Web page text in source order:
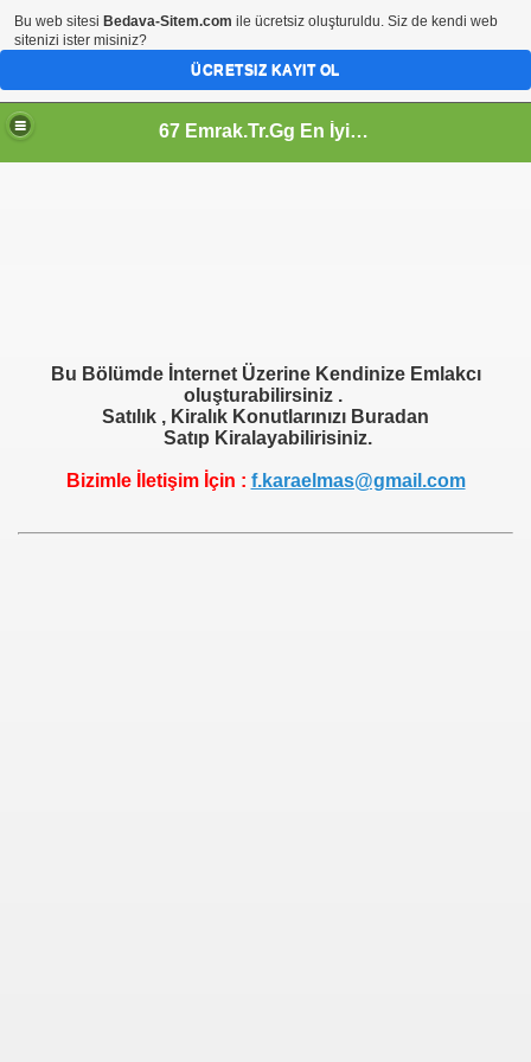
67 Emrak.Tr.Gg En İyi Emlak Sitesi
Bu Bölümde İnternet Üzerine Kendinize Emlakcı
oluşturabilirsiniz .
Satılık , Kiralık Konutlarınızı Buradan
Satıp Kiralayabilirisiniz.
Bizimle İletişim İçin : f.karaelmas@gmail.com
Bu web sitesi Bedava-Sitem.com ile ücretsiz oluşturuldu. Siz de kendi web
sitenizi ister misiniz?
ÜCRETSIZ KAYIT OL